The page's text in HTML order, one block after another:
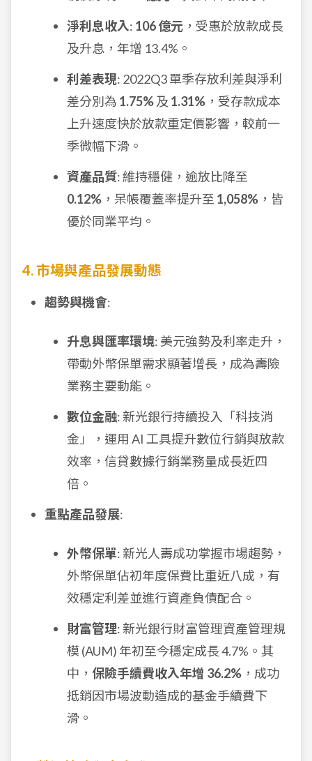
淨利息收入: 106 億元 ，受惠於放款成長
及升息，年增 13.4%。
利差表現: 2022Q3 單季存放利差與淨利
差分別為 1.75%及 1.31% ，受存款成本
上升速度快於放款重定價影響，較前一
季微幅下滑。
資產品質: 維持穩健，逾放比降至
0.12% ，呆帳覆蓋率提升至 1,058% ，皆
優於同業平均。
4. 市場與產品發展動態
趨勢與機會:
升息與匯率環境: 美元強勢及利率走升，
帶動外幣保單需求顯著增長，成為壽險
業務主要動能。
數位金融: 新光銀行持續投入「科技消
金」，運用 AI 工具提升數位行銷與放款
效率，信貸數據行銷業務量成長近四
倍。
重點產品發展:
外幣保單: 新光人壽成功掌握市場趨勢，
外幣保單佔初年度保費比重近八成，有
效穩定利差並進行資產負債配合。
財富管理: 新光銀行財富管理資產管理規
模 (AUM) 年初至今穩定成長 4.7%。其
中， 保險手續費收入年增 36.2% ，成功
抵銷因市場波動造成的基金手續費下
滑。